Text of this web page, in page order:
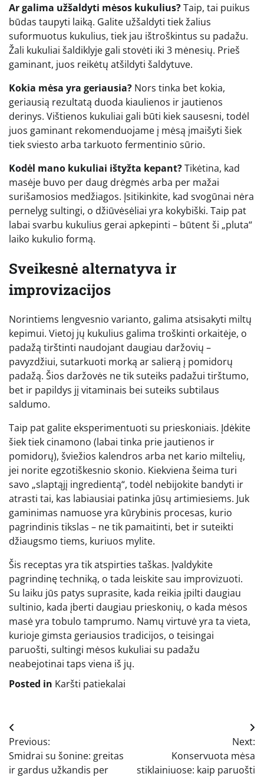
Ar galima užšaldyti mėsos kukulius?Taip, tai puikus
būdas taupyti laiką. Galite užšaldyti tiek žalius
suformuotus kukulius, tiek jau ištroškintus su padažu.
Žali kukuliai šaldiklyje gali stovėti iki 3 mėnesių. Prieš
gaminant, juos reikėtų atšildyti šaldytuve.
Kokia mėsa yra geriausia? Nors tinka bet kokia,
geriausią rezultatą duoda kiaulienos ir jautienos
derinys. Vištienos kukuliai gali būti kiek sausesni, todėl
juos gaminant rekomenduojame į mėsą įmaišyti šiek
tiek sviesto arba tarkuoto fermentinio sūrio.
Kodėl mano kukuliai ištyžta kepant?Tikėtina, kad
masėje buvo per daug drėgmės arba per mažai
surišamosios medžiagos. Įsitikinkite, kad svogūnai nėra
pernelyg sultingi, o džiūvėsėliai yra kokybiški. Taip pat
labai svarbu kukulius gerai apkepinti – būtent ši „pluta“
laiko kukulio formą.
Sveikesnė alternatyva ir
improvizacijos
Norintiems lengvesnio varianto, galima atsisakyti miltų
kepimui. Vietoj jų kukulius galima troškinti orkaitėje, o
padažą tirštinti naudojant daugiau daržovių –
pavyzdžiui, sutarkuoti morką ar salierą į pomidorų
padažą. Šios daržovės ne tik suteiks padažui tirštumo,
bet ir papildys jį vitaminais bei suteiks subtilaus
saldumo.
Taip pat galite eksperimentuoti su prieskoniais. Įdėkite
šiek tiek cinamono (labai tinka prie jautienos ir
pomidorų), šviežios kalendros arba net kario miltelių,
jei norite egzotiškesnio skonio. Kiekviena šeima turi
savo „slaptąjį ingredientą“, todėl nebijokite bandyti ir
atrasti tai, kas labiausiai patinka jūsų artimiesiems. Juk
gaminimas namuose yra kūrybinis procesas, kurio
pagrindinis tikslas – ne tik pamaitinti, bet ir suteikti
džiaugsmo tiems, kuriuos mylite.
Šis receptas yra tik atspirties taškas. Įvaldykite
pagrindinę techniką, o tada leiskite sau improvizuoti.
Su laiku jūs patys suprasite, kada reikia įpilti daugiau
sultinio, kada įberti daugiau prieskonių, o kada mėsos
masė yra tobulo tamprumo. Namų virtuvė yra ta vieta,
kurioje gimsta geriausios tradicijos, o teisingai
paruošti, sultingi mėsos kukuliai su padažu
neabejotinai taps viena iš jų.
Posted in Karšti patiekalai
Navigacija
tarp
įrašų
Previous:
Smidrai su šonine: greitas
ir gardus užkandis per
Next:
Konservuota mėsa
stiklainiuose: kaip paruošti